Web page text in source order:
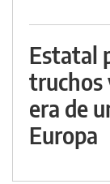
Estatal
truchos
era de
Europa